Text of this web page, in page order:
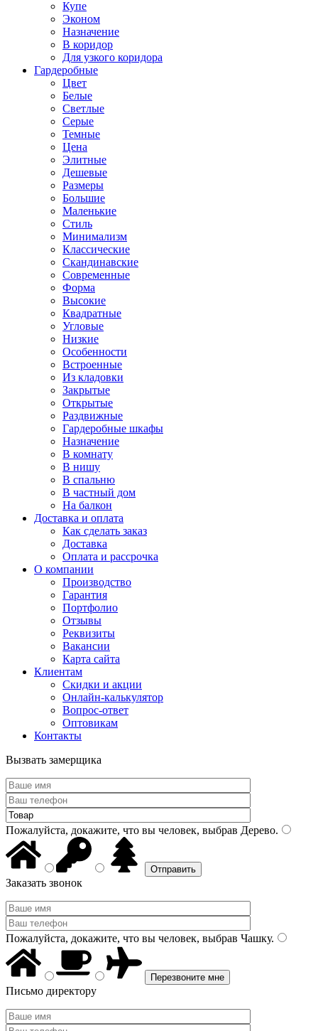
Купе
Эконом
Назначение
В коридор
Для узкого коридора
Гардеробные
Цвет
Белые
Светлые
Серые
Темные
Цена
Элитные
Дешевые
Размеры
Большие
Маленькие
Стиль
Минимализм
Классические
Скандинавские
Современные
Форма
Высокие
Квадратные
Угловые
Низкие
Особенности
Встроенные
Из кладовки
Закрытые
Открытые
Раздвижные
Гардеробные шкафы
Назначение
В комнату
В нишу
В спальню
В частный дом
На балкон
Доставка и оплата
Как сделать заказ
Доставка
Оплата и рассрочка
О компании
Производство
Гарантия
Портфолио
Отзывы
Реквизиты
Вакансии
Карта сайта
Клиентам
Скидки и акции
Онлайн-калькулятор
Вопрос-ответ
Оптовикам
Контакты
Вызвать замерщика
Пожалуйста, докажите, что вы человек, выбрав Дерево.
Заказать звонок
Пожалуйста, докажите, что вы человек, выбрав Чашку.
Письмо директору